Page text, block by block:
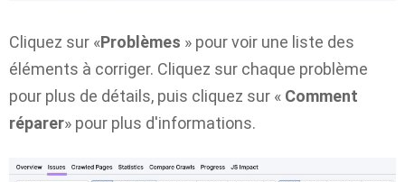
Cliquez sur «Problèmes » pour voir une liste des
éléments à corriger. Cliquez sur chaque problème
pour plus de détails, puis cliquez sur « Comment
réparer» pour plus d'informations.